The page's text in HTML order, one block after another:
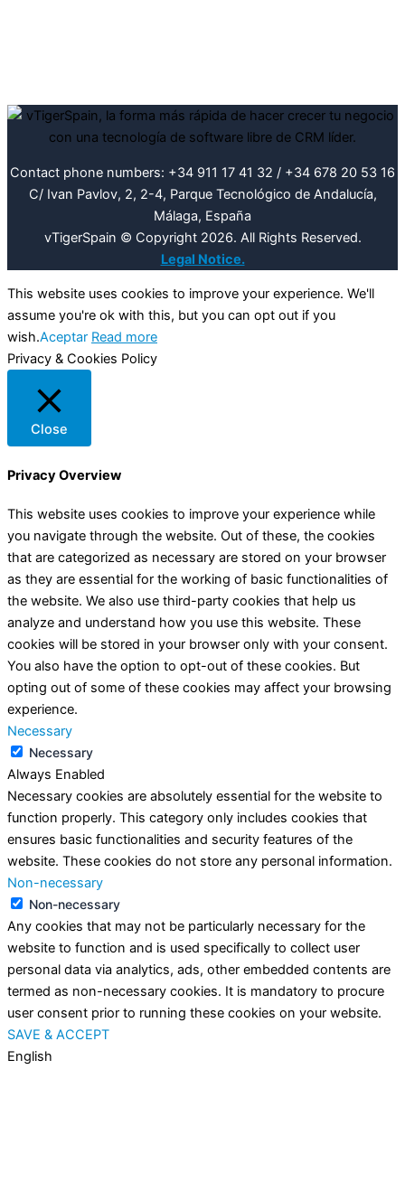
Contact phone numbers: +34 911 17 41 32 / +34 678 20 53 16
C/ Ivan Pavlov, 2, 2-4, Parque Tecnológico de Andalucía,
Málaga, España
vTigerSpain © Copyright 2026. All Rights Reserved.
Legal Notice.
This website uses cookies to improve your experience. We'll
assume you're ok with this, but you can opt out if you
wish.Aceptar Read more
Privacy & Cookies Policy
Close
Privacy Overview
This website uses cookies to improve your experience while
you navigate through the website. Out of these, the cookies
that are categorized as necessary are stored on your browser
as they are essential for the working of basic functionalities of
the website. We also use third-party cookies that help us
analyze and understand how you use this website. These
cookies will be stored in your browser only with your consent.
You also have the option to opt-out of these cookies. But
opting out of some of these cookies may affect your browsing
experience.
Necessary
Necessary
Always Enabled
Necessary cookies are absolutely essential for the website to
function properly. This category only includes cookies that
ensures basic functionalities and security features of the
website. These cookies do not store any personal information.
Non-necessary
Non-necessary
Any cookies that may not be particularly necessary for the
website to function and is used specifically to collect user
personal data via analytics, ads, other embedded contents are
termed as non-necessary cookies. It is mandatory to procure
user consent prior to running these cookies on your website.
SAVE & ACCEPT
English